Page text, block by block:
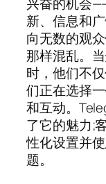
新、信息和
向无数的观
那样混乱。
时，他们不
们正在选择
和互动。
了它的魅力;
性化设置并
题。